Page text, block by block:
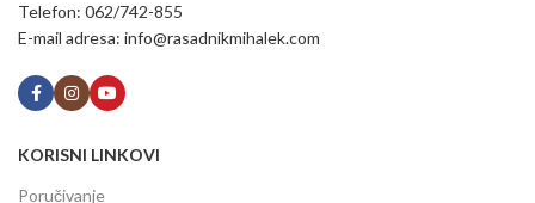
Telefon: 062/742-855
E-mail adresa: info@rasadnikmihalek.com
KORISNI LINKOVI
Poručivanje